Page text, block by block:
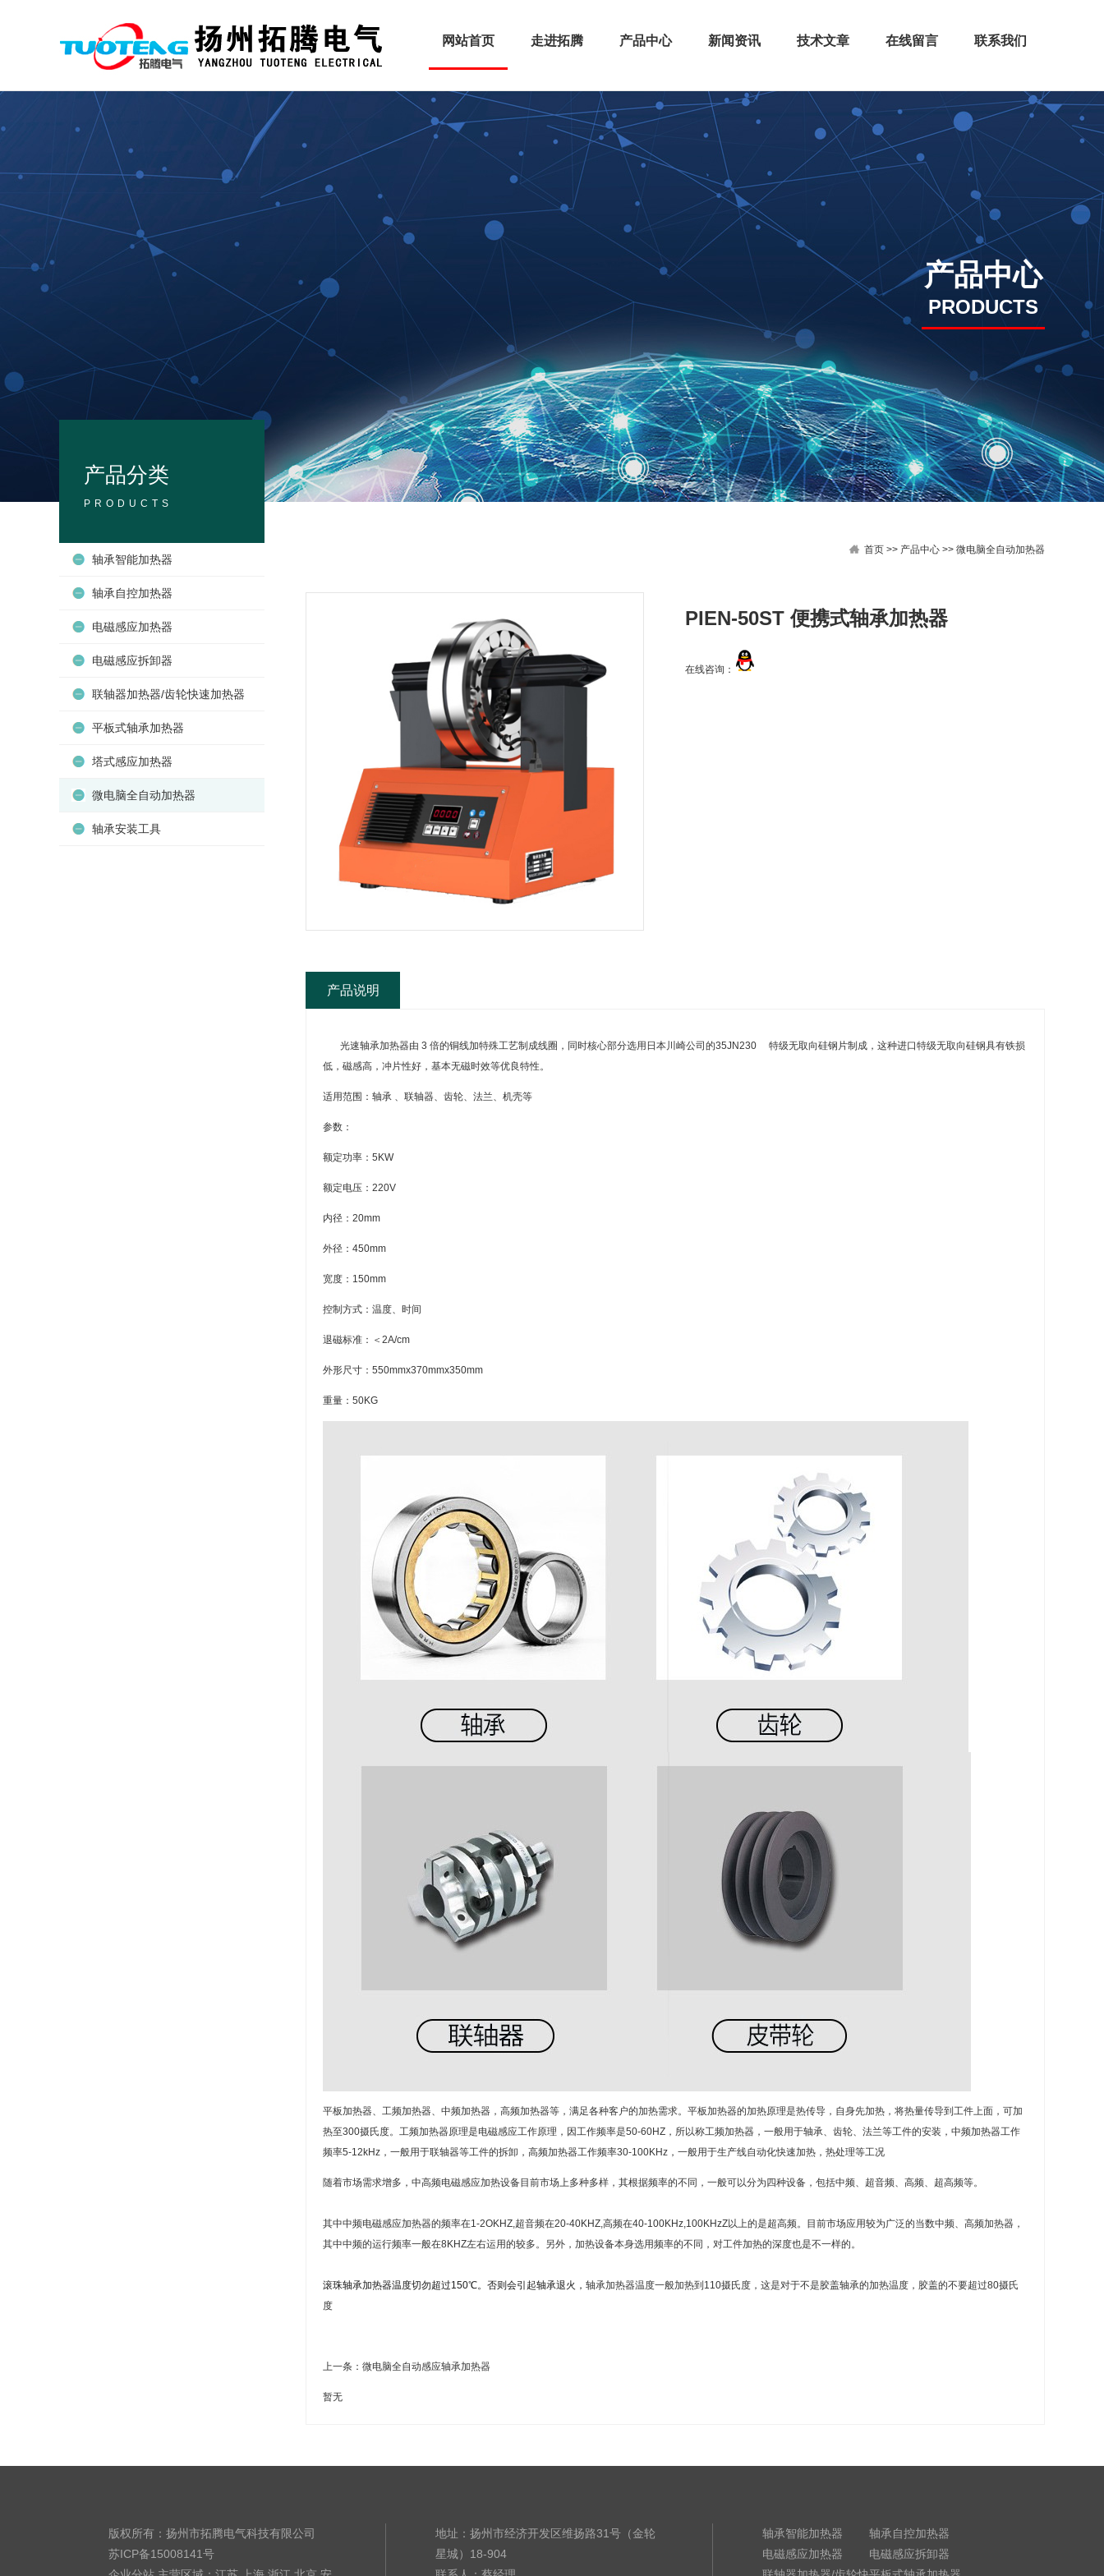
网站首页 走进拓腾 产品中心 新闻资讯 技术文章 在线留言 联系我们
产品中心
PRODUCTS
产品分类
PRODUCTS
轴承智能加热器
轴承自控加热器
电磁感应加热器
电磁感应拆卸器
联轴器加热器/齿轮快速加热器
平板式轴承加热器
塔式感应加热器
微电脑全自动加热器
轴承安装工具
首页 >> 产品中心 >> 微电脑全自动加热器
PIEN-50ST 便携式轴承加热器
在线咨询：
产品说明
光速轴承加热器由 3 倍的铜线加特殊工艺制成线圈，同时核心部分选用日本川崎公司的35JN230 特级无取向硅钢片制成，这种进口特级无取向硅钢具有铁损
低，磁感高，冲片性好，基本无磁时效等优良特性。
适用范围：轴承 、联轴器、齿轮、法兰、机壳等
参数：
额定功率：5KW
额定电压：220V
内径：20mm
外径：450mm
宽度：150mm
控制方式：温度、时间
退磁标准：＜2A/cm
外形尺寸：550mmx370mmx350mm
重量：50KG
平板加热器、工频加热器、中频加热器，高频加热器等，满足各种客户的加热需求。平板加热器的加热原理是热传导，自身先加热，将热量传导到工件上面，可加
热至300摄氏度。工频加热器原理是电磁感应工作原理，因工作频率是50-60HZ，所以称工频加热器，一般用于轴承、齿轮、法兰等工件的安装，中频加热器工作
频率5-12kHz，一般用于联轴器等工件的拆卸，高频加热器工作频率30-100KHz，一般用于生产线自动化快速加热，热处理等工况
随着市场需求增多，中高频电磁感应加热设备目前市场上多种多样，其根据频率的不同，一般可以分为四种设备，包括中频、超音频、高频、超高频等。
其中中频电磁感应加热器的频率在1-2OKHZ,超音频在20-40KHZ,高频在40-100KHz,100KHzZ以上的是超高频。目前市场应用较为广泛的当数中频、高频加热器，
其中中频的运行频率一般在8KHZ左右运用的较多。另外，加热设备本身选用频率的不同，对工件加热的深度也是不一样的。
滚珠轴承加热器温度切勿超过150℃。否则会引起轴承退火， 轴承加热器温度一般加热到110摄氏度，这是对于不是胶盖轴承的加热温度，胶盖的不要超过80摄氏
度
上一条： 微电脑全自动感应轴承加热器
暂无
版权所有：扬州市拓腾电气科技有限公司
苏ICP备15008141号
地址：扬州市经济开发区维扬路31号（金轮
星城）18-904
轴承智能加热器
轴承自控加热器
电磁感应加热器
电磁感应拆卸器